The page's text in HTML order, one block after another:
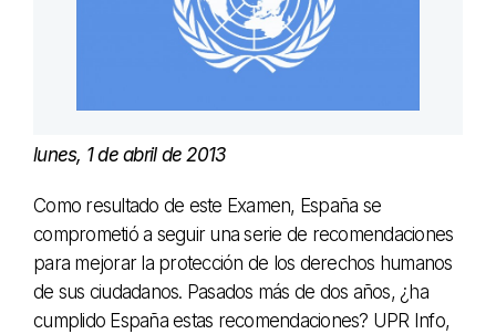
lunes, 1 de abril de 2013
Como resultado de este Examen, España se
comprometió a seguir una serie de recomendaciones
para mejorar la protección de los derechos humanos
de sus ciudadanos. Pasados más de dos años, ¿ha
cumplido España estas recomendaciones? UPR Info,